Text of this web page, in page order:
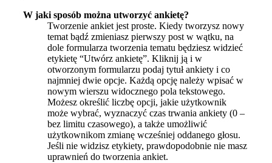
W jaki sposób można utworzyć ankietę?
Tworzenie ankiet jest proste. Kiedy tworzysz nowy
temat bądź zmieniasz pierwszy post w wątku, na
dole formularza tworzenia tematu będziesz widzieć
etykietę “Utwórz ankietę”. Kliknij ją i w
otworzonym formularzu podaj tytuł ankiety i co
najmniej dwie opcje. Każdą opcję należy wpisać w
nowym wierszu widocznego pola tekstowego.
Możesz określić liczbę opcji, jakie użytkownik
może wybrać, wyznaczyć czas trwania ankiety (0 –
bez limitu czasowego), a także umożliwić
użytkownikom zmianę wcześniej oddanego głosu.
Jeśli nie widzisz etykiety, prawdopodobnie nie masz
uprawnień do tworzenia ankiet.